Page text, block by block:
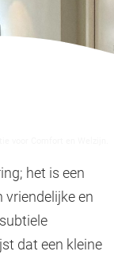
het is een
vriendelijke en
dat een kleine